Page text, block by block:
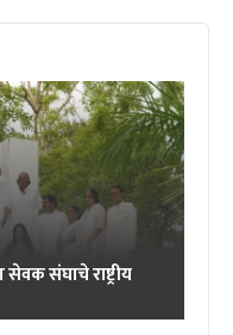
संघाचे राष्ट्रीय